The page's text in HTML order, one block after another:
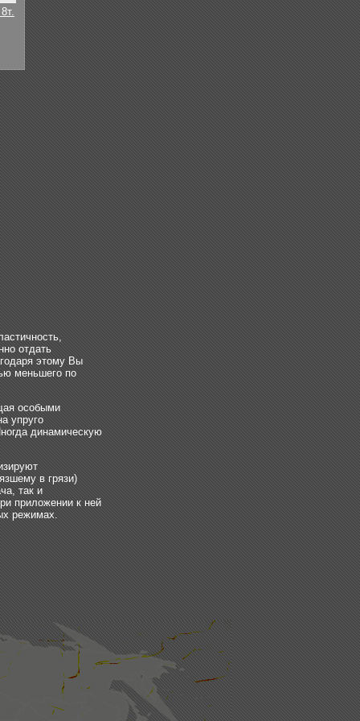
отдать
этому Вы
меньшего по
особыми
упруго
динамическую
в грязи)
так и
приложении к ней
режимах.